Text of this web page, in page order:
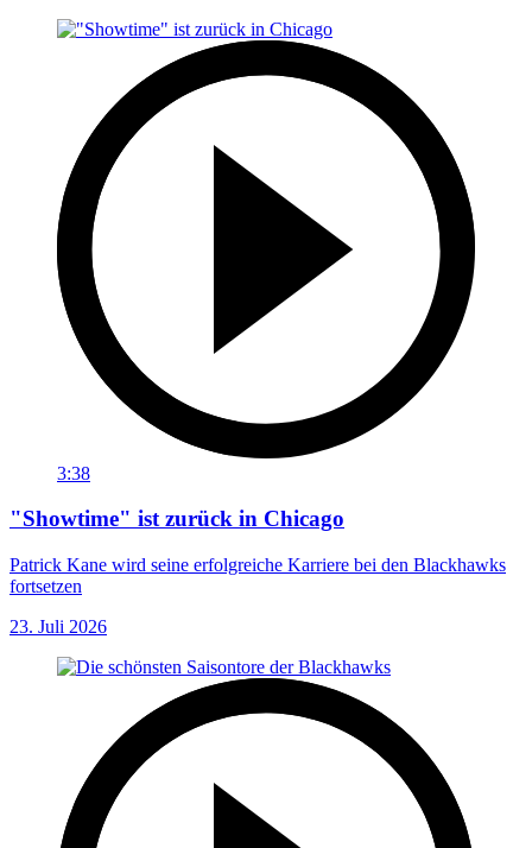
3:38
"Showtime" ist zurück in Chicago
Patrick Kane wird seine erfolgreiche Karriere bei den Blackhawks
fortsetzen
23. Juli 2026